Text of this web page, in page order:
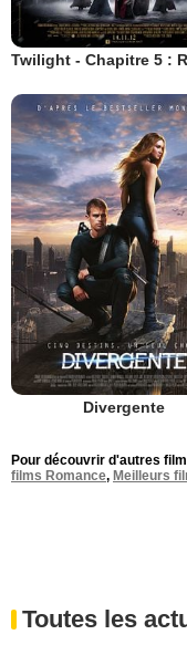
Divergente
Pour découvrir d'autres
films Romance, Meilleurs
Toutes les